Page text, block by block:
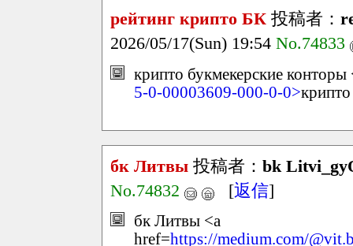
рейтинг крипто БК 投稿者：
2026/05/17(Sun) 19:54 No.74833
крипто букмекерские конторы
5-0-00003609-000-0-0>
бк Литвы 投稿者： bk
No.74832
[返信]
бк Литвы <a
href=https://medium.com/